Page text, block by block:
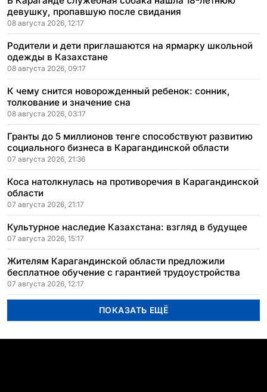
девушку, пропавшую после свидания
08 августа 2026, 12:17
Родители и дети приглашаются на ярмарку школьной
одежды в Казахстане
08 августа 2026, 09:17
К чему снится новорожденный ребенок: сонник,
толкование и значение сна
08 августа 2026, 03:17
Гранты до 5 миллионов тенге способствуют развитию
социального бизнеса в Карагандинской области
07 августа 2026, 21:36
Коса натолкнулась на противоречия в Карагандинской
области
07 августа 2026, 21:17
Культурное наследие Казахстана: взгляд в будущее
07 августа 2026, 15:17
Жителям Карагандинской области предложили
бесплатное обучение с гарантией трудоустройства
07 августа 2026, 12:17
ПОКАЗАТЬ ЕЩЁ